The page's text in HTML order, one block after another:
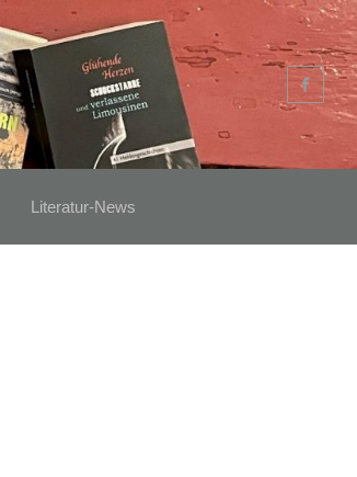
Literatur-News